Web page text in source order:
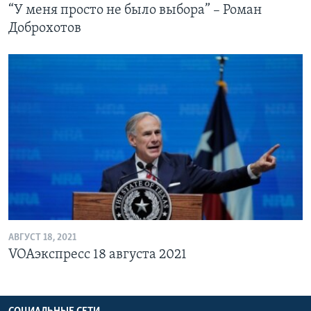
“У меня просто не было выбора” – Роман
Доброхотов
АВГУСТ 18, 2021
VOAэкспресс 18 августа 2021